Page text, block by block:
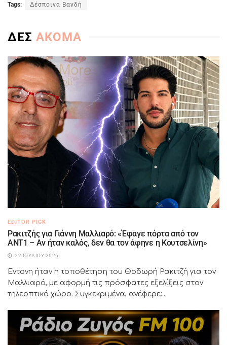
Tags: Δέσποινα Βανδή
ΔΕΣ ΑΚΟΜΑ
EDITOR PICK
Ρακιτζής για Γιάννη Μαλλιαρό: «Έφαγε πόρτα από τον
ΑΝΤ1 – Αν ήταν καλός, δεν θα τον άφηνε η Κουτσελίνη»
22 ΙΟΥΛΊΟΥ 2026
Έντονη ήταν η τοποθέτηση του Θοδωρή Ρακιτζή για τον
Μαλλιαρό, με αφορμή τις πρόσφατες εξελίξεις στον
τηλεοπτικό χώρο. Συγκεκριμένα, ανέφερε:...